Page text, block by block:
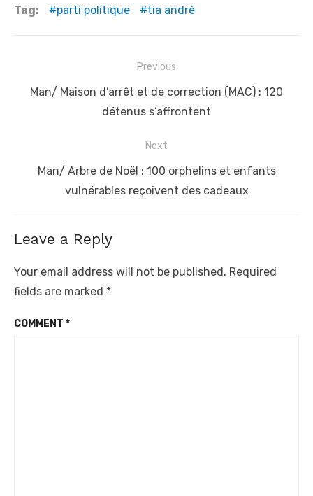
Tag: parti politique tia andré
navigation
Previous
Previous
Man/ Maison d’arrêt et de correction (MAC) : 120
détenus s’affrontent
Next
NextMan/ Arbre de Noël : 100 orphelins et enfants
vulnérables reçoivent des cadeaux
Leave a Reply
Your email address will not be published. Required
fields are marked *
COMMENT *